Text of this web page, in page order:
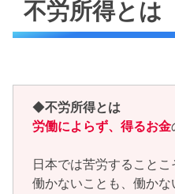
不労所得とは
◆不労所得とは
労働によらず、得るお金
日本では苦労すること
働かないことも、働か